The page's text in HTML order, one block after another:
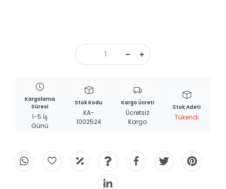
Kargolama
Süresi
1-5 İş
Günü
Stok Kodu
KA-
1002524
Kargo Ücreti
Ücretsiz
Kargo
Stok Adeti
Tükendi